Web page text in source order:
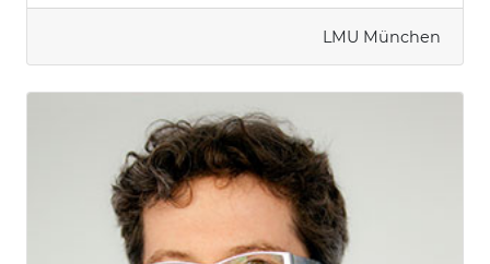
LMU München